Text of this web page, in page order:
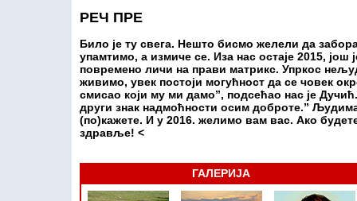
РЕЧ ПРЕ
Било је ту свега. Нешто бисмо желели да
упамтимо, а измиче се. Иза нас остаје 2015, још
повремено личи на прави матрикс. Упркос
живимо, увек постоји могућност да се човек
смисао који му ми дамо”, подсећао нас је
други знак надмоћности осим доброте.”
(по)кажете. И у 2016. желимо вам вас. Ако
здравље! <
ГАЛЕРИЈА